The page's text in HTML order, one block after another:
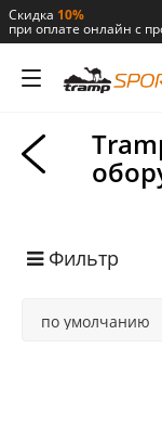
Скидка 10%
при оплате онлайн с
Фильтр